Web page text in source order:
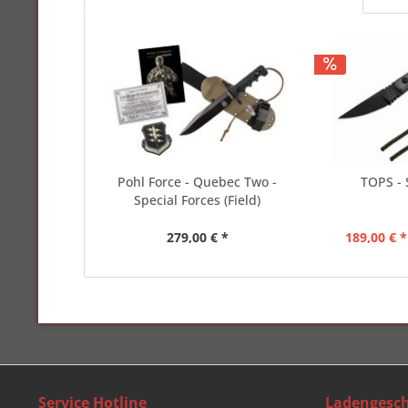
Pohl Force - Quebec Two -
Special Forces (Field)
279,00 € *
TOPS -
189,00 € *
Service Hotline